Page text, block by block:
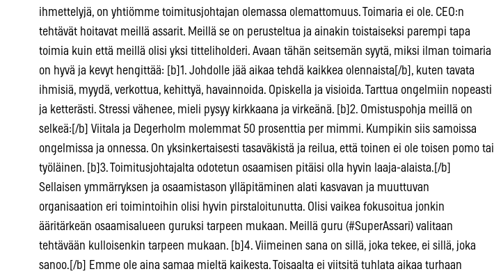
ihmettelyjä, on yhtiömme toimitusjohtajan olemassa olemattomuus. Toimaria ei ole. CEO:n
tehtävät hoitavat meillä assarit. Meillä se on perusteltua ja ainakin toistaiseksi parempi tapa
toimia kuin että meillä olisi yksi titteliholderi. Avaan tähän seitsemän syytä, miksi ilman toimaria
on hyvä ja kevyt hengittää: [b]1. Johdolle jää aikaa tehdä kaikkea olennaista[/b], kuten tavata
ihmisiä, myydä, verkottua, kehittyä, havainnoida. Opiskella ja visioida. Tarttua ongelmiin nopeasti
ja ketterästi. Stressi vähenee, mieli pysyy kirkkaana ja virkeänä. [b]2. Omistuspohja meillä on
selkeä:[/b] Viitala ja Degerholm molemmat 50 prosenttia per mimmi. Kumpikin siis samoissa
ongelmissa ja onnessa. On yksinkertaisesti tasaväkistä ja reilua, että toinen ei ole toisen pomo tai
työläinen. [b]3. Toimitusjohtajalta odotetun osaamisen pitäisi olla hyvin laaja-alaista.[/b]
Sellaisen ymmärryksen ja osaamistason ylläpitäminen alati kasvavan ja muuttuvan
organisaation eri toimintoihin olisi hyvin pirstaloitunutta. Olisi vaikea fokusoitua jonkin
ääritärkeän osaamisalueen guruksi tarpeen mukaan. Meillä guru (#SuperAssari) valitaan
tehtävään kulloisenkin tarpeen mukaan. [b]4. Viimeinen sana on sillä, joka tekee, ei sillä, joka
sanoo.[/b] Emme ole aina samaa mieltä kaikesta. Toisaalta ei viitsitä tuhlata aikaa turhaan